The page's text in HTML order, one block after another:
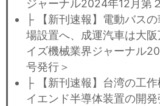
ジャーナル2024年12月第
├ 【新刊速報】電動バス
場設置へ、成運汽車は大
イズ機械業界ジャーナル
号発行＞
├ 【新刊速報】台湾の工
イエンド半導体装置の開